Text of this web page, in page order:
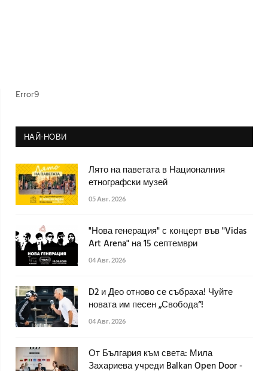
Error9
НАЙ-НОВИ
Лято на паветата в Националния
етнографски музей
05 Авг. 2026
"Нова генерация" с концерт във "Vidas
Art Arena" на 15 септември
04 Авг. 2026
D2 и Део отново се събраха! Чуйте
новата им песен „Свобода“!
04 Авг. 2026
От България към света: Мила
Захариева учреди Balkan Open Door -